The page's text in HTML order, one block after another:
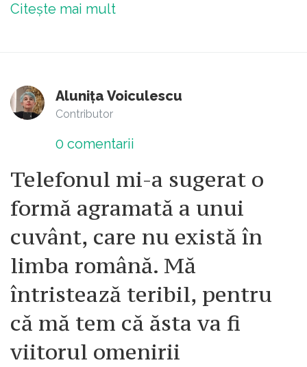
Citește mai mult
Alunița Voiculescu
Contributor
0 comentarii
Telefonul mi-a sugerat o
formă agramată a unui
cuvânt, care nu există în
limba română. Mă
întristează teribil, pentru
că mă tem că ăsta va fi
viitorul omenirii